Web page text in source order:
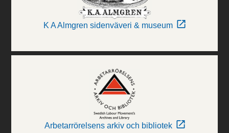
K A Almgren sidenväveri & museum
Arbetarrörelsens arkiv och bibliotek